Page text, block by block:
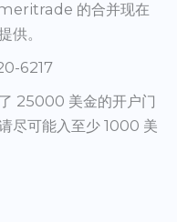
的合并现在
供。
6217
25000 美金的开户门
尽可能入至少 1000 美